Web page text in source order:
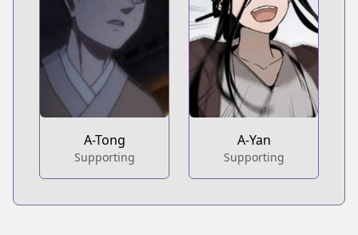
A-Tong
Supporting
A-Yan
Supporting